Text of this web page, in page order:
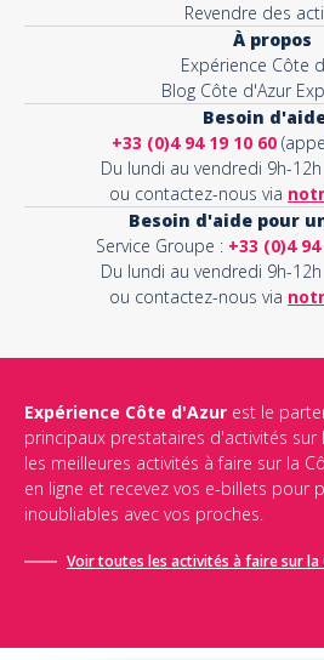
Revendre des
À propos
Expérience Côte
Blog Côte d'Azur
Besoin
+33 (0)4 94 19 10 60
Du lundi au vendredi 9h-
ou contactez-nous via
Besoin d'aide pour
Service Groupe : +33 (0)4
Du lundi au vendredi 9h-
ou contactez-nous via
Expérience Côte d'Azur est le
principaux prestataires d'activités sur
les meilleures activités à faire sur la
en ligne et recevez vos e-billets pour
inoubliables avec vos proches.
Voir toutes les activités à faire sur la